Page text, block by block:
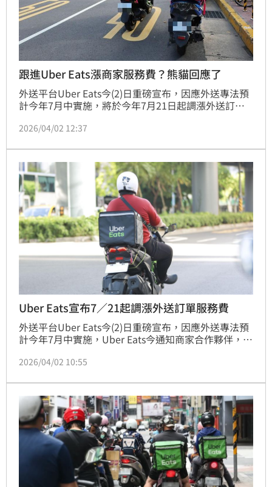
跟進Uber Eats漲商家服務費？熊貓回應了
外送平台Uber Eats今(2)日重磅宣布，因應外送專法預
計今年7月中實施，將於今年7月21日起調漲外送訂單
部尚在審慎評估中」。（賴俊佑）
2026/04/02 12:37
Uber Eats宣布7／21起調漲外送訂單服務費
外送平台Uber Eats今(2)日重磅宣布，因應外送專法預
計今年7月中實施，Uber Eats今通知商家合作夥伴，將
2.5個百分點，生鮮雜貨商家調漲3個百分點，同時設置
本與兼顧商家長期經營壓力之間取得平衡。（賴俊佑）
2026/04/02 10:55